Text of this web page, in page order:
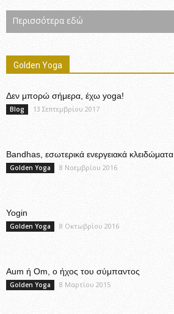
Περισσότερα εδώ
Golden Yoga
Δεν μπορώ σήμερα, έχω yoga!
Blog 13 Σεπτεμβρίου 2017
Bandhas, εσωτερικά ενεργειακά κλειδώματα
Golden Yoga 8 Νοεμβρίου 2016
Yogin
Golden Yoga 8 Οκτωβρίου 2016
Aum ή Om, ο ήχος του σύμπαντος
Golden Yoga 8 Μαρτίου 2015